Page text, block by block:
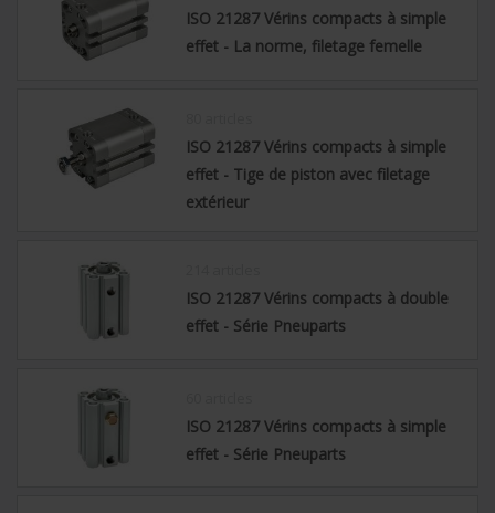
ISO 21287 Vérins compacts à simple
effet - La norme, filetage femelle
ISO 21287 Vérins compacts à simple
effet - Tige de piston avec filetage
extérieur
ISO 21287 Vérins compacts à double
effet - Série Pneuparts
ISO 21287 Vérins compacts à simple
effet - Série Pneuparts